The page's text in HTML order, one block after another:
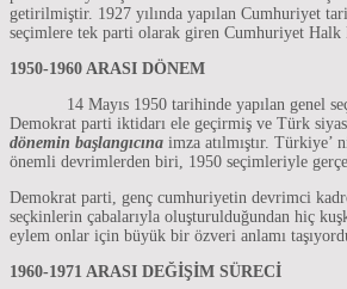
getirilmiştir. 1927 yılında yapılan Cumhuriyet
seçimlere tek parti olarak giren Cumhuriyet Halk
1950-1960 ARASI DÖNEM
14 Mayıs 1950 tarihinde yapılan genel
Demokrat parti iktidarı ele geçirmiş ve Türk
dönemin başlangıcına imza atılmıştır. Türkiye’
önemli devrimlerden biri, 1950 seçimleriyle
Demokrat parti, genç cumhuriyetin devrimci
seçkinlerin çabalarıyla oluşturulduğundan hiç
eylem onlar için büyük bir özveri anlamı
1960-1971 ARASI DEĞİŞİM SÜRECİ